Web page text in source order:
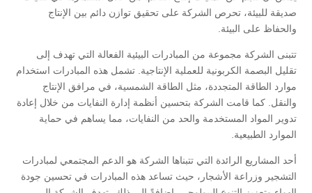
صديقة للبيئة، تحرص الشركة على تحقيق توازن دائم بين الإنتاج
والحفاظ على البيئة.
تتبنى الشركة مجموعة من المبادرات البيئية الفعالة التي تهدف إلى
تقليل البصمة الكربونية للعملية الإنتاجية. تشمل هذه المبادرات استخدام
موارد الطاقة المتجددة، مثل الطاقة الشمسية، في مرافق الإنتاج
والنقل. كما قامت الشركة بتحسين أنظمة إدارة النفايات من خلال إعادة
تدوير المواد المستخدمة والحد من النفايات، مما يساهم في حماية
الموارد الطبيعية.
أحد المشاريع الرائدة التي تتبناها الشركة هو الدعم المجتمعي لمبادرات
التشجير وزراعة الأشجار، حيث تساعد هذه المبادرات في تحسين جودة